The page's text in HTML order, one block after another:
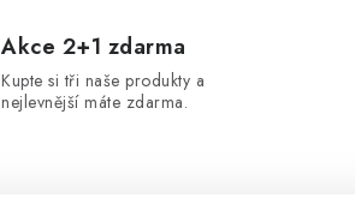
Akce 2+1 zdarma
Kupte si tři naše produkty a
nejlevnější máte zdarma.